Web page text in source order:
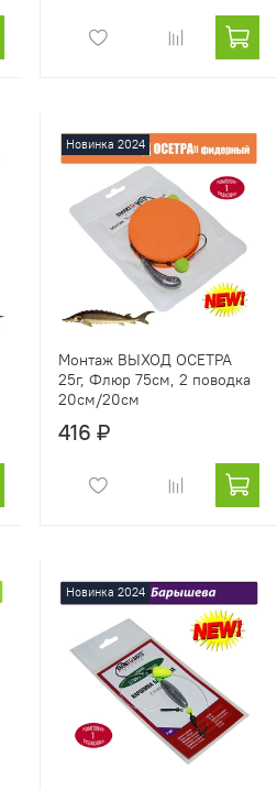
Новинка 2024
Монтаж ВЫХОД ОСЕТРА
25г, Флюр 75см, 2 поводка
20см/20см
416 ₽
Новинка 2024